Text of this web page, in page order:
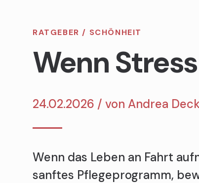
RATGEBER / SCHÖNHEIT
Wenn
24.02.2026 / von Andrea
Wenn das Leben an Fahrt
sanftes Pflegeprogramm,